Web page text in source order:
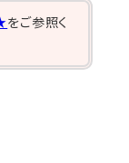
をご参照く